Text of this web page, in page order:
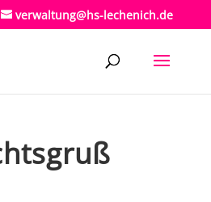
verwaltung@hs-lechenich.de